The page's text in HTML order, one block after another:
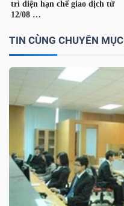
TIN CÙNG CHUYÊN MỤC
NHÂN
PHÂN
VIETSTOCKFINANCE
VĨ
MÔ